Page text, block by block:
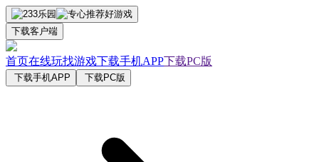
下载客户端
首页在线玩找游戏下载手机APP下载PC版
下载手机APP 下载PC版